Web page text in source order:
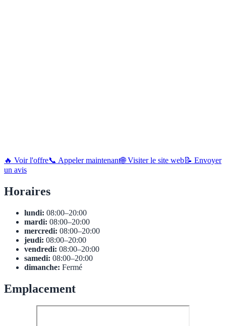
🔥 Voir l'offre📞 Appeler maintenant🌐 Visiter le site web📝 Envoyer
un avis
Horaires
lundi: 08:00–20:00
mardi: 08:00–20:00
mercredi: 08:00–20:00
jeudi: 08:00–20:00
vendredi: 08:00–20:00
samedi: 08:00–20:00
dimanche: Fermé
Emplacement